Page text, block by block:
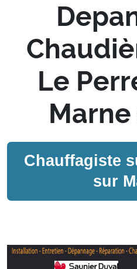
Le
Marne
Chauffagiste
sur